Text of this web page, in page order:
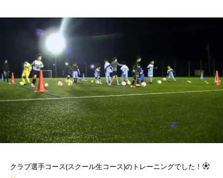
クラブ選手コース(スクール生コース)のトレーニングでした！